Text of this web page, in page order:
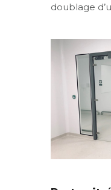
doublage